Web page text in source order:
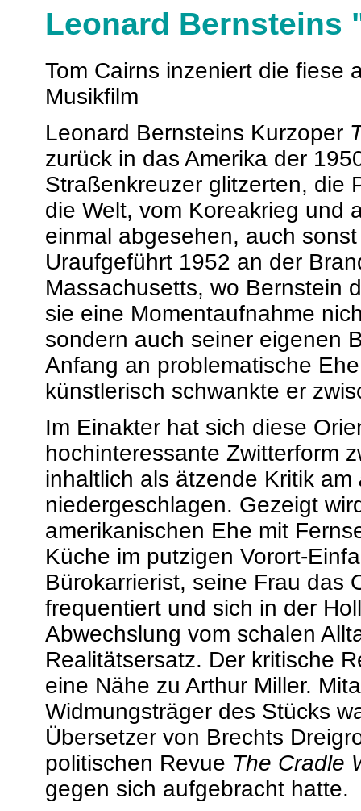
Leonard Bernsteins
Tom Cairns inzeniert die fiese
Musikfilm
Leonard Bernsteins Kurzoper
zurück in das Amerika der
Straßenkreuzer glitzerten, die
die Welt, vom Koreakrieg und
einmal abgesehen, auch
Uraufgeführt 1952 an der
Massachusetts, wo Bernstein
sie eine Momentaufnahme
sondern auch seiner eigenen
Anfang an problematische
künstlerisch schwankte er
Im Einakter hat sich diese
hochinteressante Zwitterform
inhaltlich als ätzende Kritik am
niedergeschlagen. Gezeigt
amerikanischen Ehe mit
Küche im putzigen Vorort-
Bürokarrierist, seine Frau das
frequentiert und sich in der
Abwechslung vom schalen
Realitätsersatz. Der kritische
eine Nähe zu Arthur Miller.
Widmungsträger des Stücks
Übersetzer von Brechts
politischen Revue The Cradle
gegen sich aufgebracht hatte.